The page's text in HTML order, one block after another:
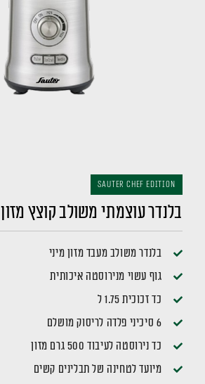
Sauter Chef Edition
בלנדר עוצמתי משולב קוצץ מזון BLF2160
בלנדר משולב מעבד מזון מיני
גוף עשוי מנירוסטה איכותית
כד זכוכית 1.75 ל
6 סיכיני פלדה לריסוק מושלם
כד נירוסטה לעיבוד 500 גרם מזון
מיועד לטחינה של תבלינים קשים